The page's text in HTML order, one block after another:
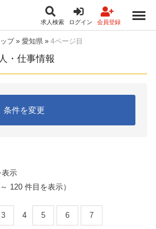
求人検索 ログイン 会員登録
プ» 愛知県 » 4ページ目
・仕事情報
条件を変更
表示
120 件目を表示）
3 4 5 6 7